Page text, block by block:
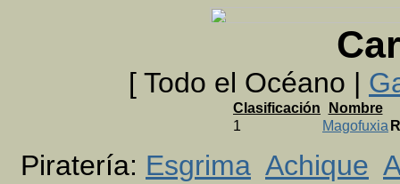
[ Todo el Océano |
Clasificación
Nombre
1
Magofuxia
Piratería: Esgrima Achique